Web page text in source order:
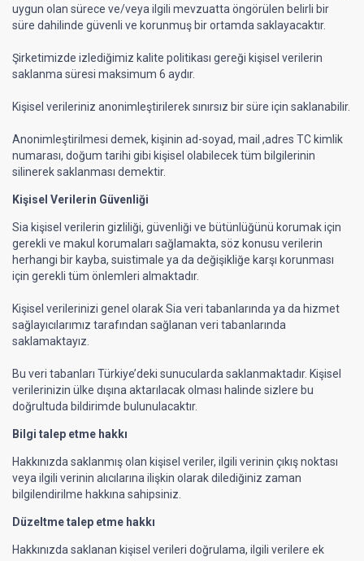
uygun olan sürece ve/veya ilgili mevzuatta öngörülen belirli bir
süre dahilinde güvenli ve korunmuş bir ortamda saklayacaktır.
Şirketimizde izlediğimiz kalite politikası gereği kişisel verilerin
saklanma süresi maksimum 6 aydır.
Kişisel verileriniz anonimleştirilerek sınırsız bir süre için saklanabilir.
Anonimleştirilmesi demek, kişinin ad-soyad, mail ,adres TC kimlik
numarası, doğum tarihi gibi kişisel olabilecek tüm bilgilerinin
silinerek saklanması demektir.
Kişisel Verilerin Güvenliği
Sia kişisel verilerin gizliliği, güvenliği ve bütünlüğünü korumak için
gerekli ve makul korumaları sağlamakta, söz konusu verilerin
herhangi bir kayba, suistimale ya da değişikliğe karşı korunması
için gerekli tüm önlemleri almaktadır.
Kişisel verilerinizi genel olarak Sia veri tabanlarında ya da hizmet
sağlayıcılarımız tarafından sağlanan veri tabanlarında
saklamaktayız.
Bu veri tabanları Türkiye’deki sunucularda saklanmaktadır. Kişisel
verilerinizin ülke dışına aktarılacak olması halinde sizlere bu
doğrultuda bildirimde bulunulacaktır.
Bilgi talep etme hakkı
Hakkınızda saklanmış olan kişisel veriler, ilgili verinin çıkış noktası
veya ilgili verinin alıcılarına ilişkin olarak dilediğiniz zaman
bilgilendirilme hakkına sahipsiniz.
Düzeltme talep etme hakkı
Hakkınızda saklanan kişisel verileri doğrulama, ilgili verilere ek